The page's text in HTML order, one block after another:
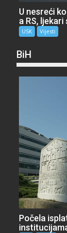
U nesreći
a RS,
USK Vijesti
BiH
Počela